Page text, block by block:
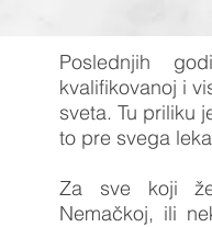
Poslednjih
kvalifikovanoj i
sveta. Tu priliku
to pre svega
Za sve koji
Nemačkoj, ili